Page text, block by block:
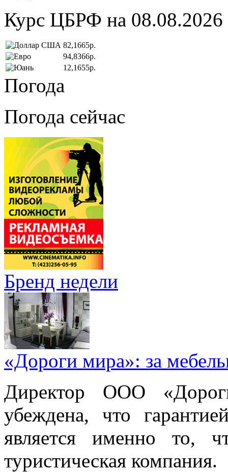
Курс ЦБРФ на 08.08.2026
82,1665р.
94,8366р.
12,1655р.
Погода
Погода сейчас
Бренд недели
«Дороги мира»: за
Директор ООО
убеждена, что
является именно то,
туристическая компания.